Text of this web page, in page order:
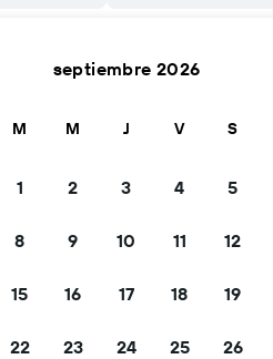
septiembre 2026
M M J V S
1 2 3 4 5
8 9 10 11 12
15 16 17 18 19
22 23 24 25 26